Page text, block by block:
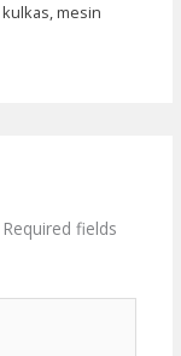
kulkas,mesin
Required fields